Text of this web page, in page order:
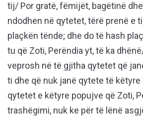
tij/ Por gratë, fëmijët, bagëtinë
ndodhen në qytetet, tërë prenë e
plaçkën tënde; dhe do të hash
tu që Zoti, Perëndia yt, të ka
veprosh në të gjitha qytetet që
ti dhe që nuk janë qytete të
qytetet e këtyre popujve që Zoti,
trashëgimi, nuk ke për të lënë